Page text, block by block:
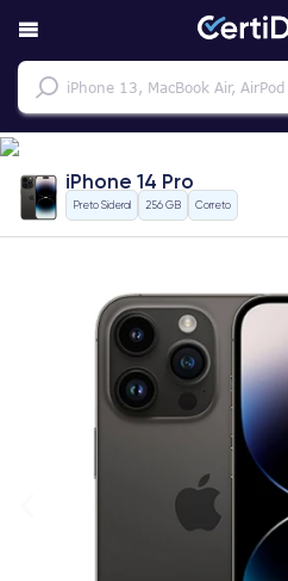
iPhone 14 Pro
Preto Sideral 256 GB Correto